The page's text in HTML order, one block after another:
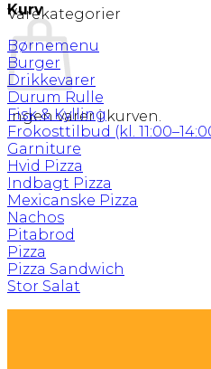
Kurv
Ingen varer i kurven.
Varekategorier
Børnemenu
Burger
Drikkevarer
Durum Rulle
Fisk & Kylling
Frokosttilbud (kl.
Garniture
Hvid Pizza
Indbagt Pizza
Mexicanske Pizza
Nachos
Pitabrod
Pizza
Pizza Sandwich
Stor Salat